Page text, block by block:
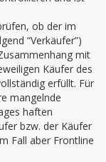
ob der im
“Verkäufer”)
mit
Käufer des
erfüllt. Für
mangelnde
haften
bzw. der Käufer
Fall aber Frontline